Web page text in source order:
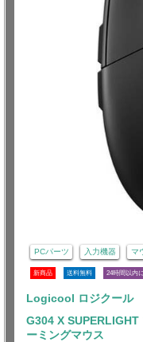
PCパーツ 入力機器 マ
新商品 送料無料 24時間以内
Logicool ロジクール
G304 X
ーミングマウス